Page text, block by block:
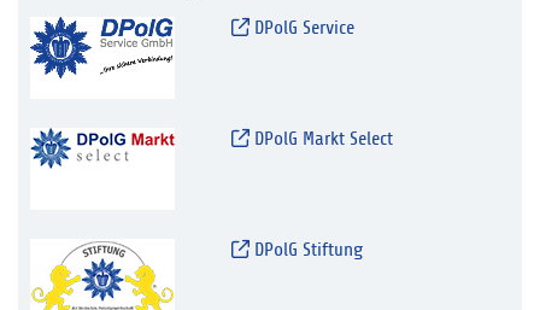
DPolG Service
DPolG Markt Select
DPolG Stiftung